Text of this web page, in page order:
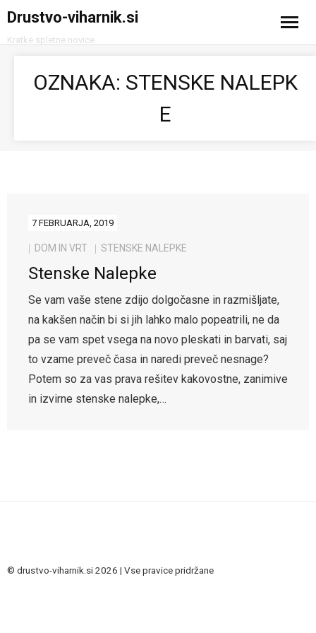
Drustvo-viharnik.si
Kratke spletne novice
OZNAKA: STENSKE NALEPK
E
7 FEBRUARJA, 2019
DOM IN VRT STENSKE NALEPKE
Stenske Nalepke
Se vam vaše stene zdijo dolgočasne in razmišljate,
na kakšen način bi si jih lahko malo popeatrili, ne da
pa se vam spet vsega na novo pleskati in barvati, saj
to vzame preveč časa in naredi preveč nesnage?
Potem so za vas prava rešitev kakovostne, zanimive
in izvirne stenske nalepke,…
© drustvo-viharnik.si 2026 | Vse pravice pridržane